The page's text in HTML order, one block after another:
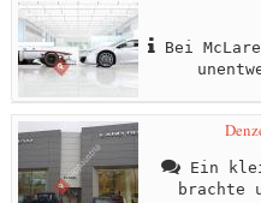
Bei
Ein
brachte